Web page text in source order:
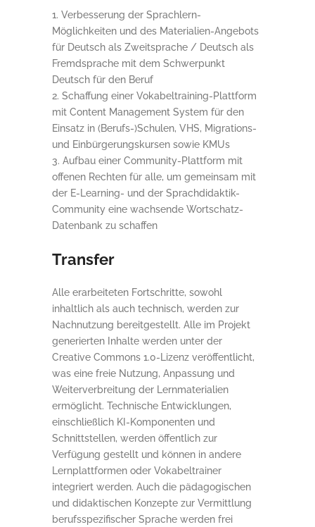
Verbesserung der Sprachlern-
Möglichkeiten und des Materialien-Angebots
für Deutsch als Zweitsprache / Deutsch als
Fremdsprache mit dem Schwerpunkt
Deutsch für den Beruf
Schaffung einer Vokabeltraining-Plattform
mit Content Management System für den
Einsatz in (Berufs-)Schulen, VHS, Migrations-
und Einbürgerungskursen sowie KMUs
Aufbau einer Community-Plattform mit
offenen Rechten für alle, um gemeinsam mit
der E-Learning- und der Sprachdidaktik-
Community eine wachsende Wortschatz-
Datenbank zu schaffen
Transfer
Alle erarbeiteten Fortschritte, sowohl
inhaltlich als auch technisch, werden zur
Nachnutzung bereitgestellt. Alle im Projekt
generierten Inhalte werden unter der
Creative Commons 1.0-Lizenz veröffentlicht,
was eine freie Nutzung, Anpassung und
Weiterverbreitung der Lernmaterialien
ermöglicht. Technische Entwicklungen,
einschließlich KI-Komponenten und
Schnittstellen, werden öffentlich zur
Verfügung gestellt und können in andere
Lernplattformen oder Vokabeltrainer
integriert werden. Auch die pädagogischen
und didaktischen Konzepte zur Vermittlung
berufsspezifischer Sprache werden frei